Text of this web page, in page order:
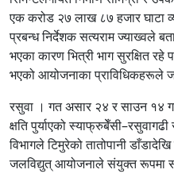
एक करोड २७ लाख ८७ हजार घाटा
प्रबन्ध निर्देशक सत्यराम ज्याख्वले
भएका कारण भित्री भाग सुरक्षित रहे
भएको आयोजनाका प्राविधिकहरूले
रसुवा । गत असार २४ र साउन १४
क्षति पुर्याएको
विभागले टिमुरेको तातोपानी
जलविद्युत् आयोजनाले संयुक्त रूपमा